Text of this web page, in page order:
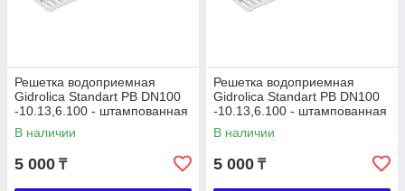
Решетка водоприемная
Gidrolica Standart РВ DN100
-10.13,6.100 - штампованная
стальная оцинкованная с
В наличии
5 000 ₸
Решетка водоприемная
Gidrolica Standart РВ DN100
-10.13,6.100 - штампованная
стальная оцинкованная, кл.
А15
В наличии
5 000 ₸